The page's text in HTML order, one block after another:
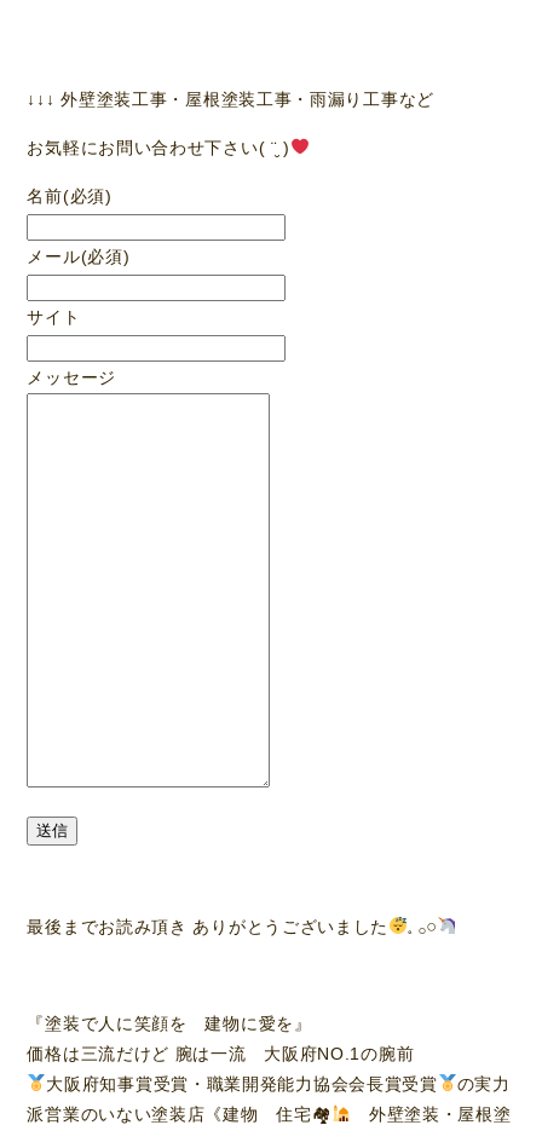
↓↓↓ 外壁塗装工事・屋根塗装工事・雨漏り工事など
お気軽にお問い合わせ下さい( ¨̮ )
名前(必須)
メール(必須)
サイト
メッセージ
送信
最後までお読み頂き ありがとうございました 𓈒 𓂂𓏸
『塗装で人に笑顔を 建物に愛を』
価格は三流だけど 腕は一流 大阪府NO.1の腕前
大阪府知事賞受賞・職業開発能力協会会長賞受賞
の実力
派営業のいない塗装店《建物 住宅🏘
外壁塗装・屋根塗